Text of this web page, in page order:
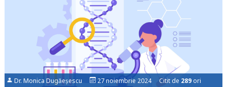
Dr. Monica Dugăeșescu 27 noiembrie 2024 Citit de 289 ori